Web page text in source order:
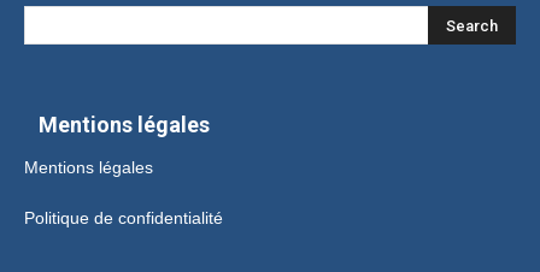
Mentions légales
Mentions légales
Politique de confidentialité